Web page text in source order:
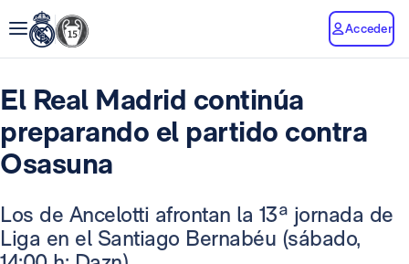
Acceder
El Real Madrid continúa
preparando el partido contra
Osasuna
Los de Ancelotti afrontan la 13ª jornada de
Liga en el Santiago Bernabéu (sábado,